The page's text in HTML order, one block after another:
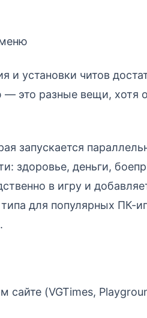
установки читов
это разные вещи, хотя
запускается
здоровье, деньги,
в игру и
для популярных ПК-
сайте (VGTimes,